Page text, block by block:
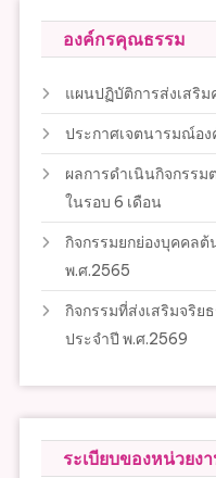
องค์กรคุณธรรม
แผนปฏิบัติการส่งเสริ
ประกาศเจตนารมณ์อ
ผลการดำเนินกิจกรร
ในรอบ 6 เดือน
กิจกรรมยกย่องบุคคล
พ.ศ.2565
กิจกรรมที่ส่งเสริมจริย
ประจำปี พ.ศ.2569
ระเบียบของหน่วยง